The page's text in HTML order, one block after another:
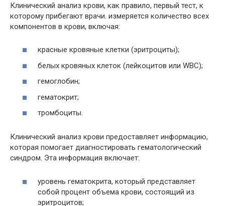
Клинический анализ крови, как правило, первый тест, к
которому прибегают врачи. измеряется количество всех
компонентов в крови, включая:
красные кровяные клетки (эритроциты);
белых кровяных клеток (лейкоцитов или WBC);
гемоглобин;
гематокрит;
тромбоциты.
Клинический анализ крови предоставляет информацию,
которая помогает диагностировать гематологический
синдром. Эта информация включает:
уровень гематокрита, который представляет
собой процент объема крови, состоящий из
эритроцитов;